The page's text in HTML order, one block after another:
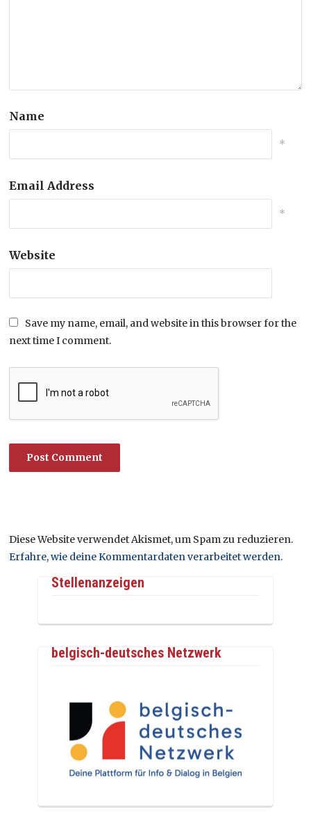
Name
*
Email Address
*
Website
Save my name, email, and website in this browser for the
next time I comment.
Diese Website verwendet Akismet, um Spam zu reduzieren.
Erfahre, wie deine Kommentardaten verarbeitet werden.
Stellenanzeigen
belgisch-deutsches Netzwerk